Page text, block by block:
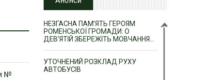
№
НЕЗГАСНА ПАМ’ЯТЬ ГЕРОЯМ
РОМЕНСЬКОЇ ГРОМАДИ: О
ДЕВ’ЯТІЙ ЗБЕРЕЖІТЬ МОВЧАННЯ…
УТОЧНЕНИЙ РОЗКЛАД РУХУ
АВТОБУСІВ